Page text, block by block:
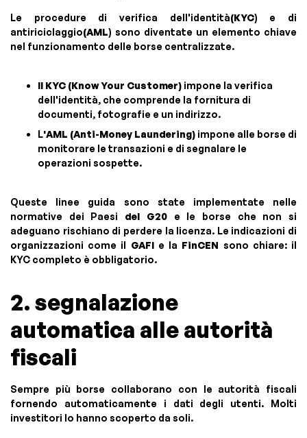
Le procedure di verifica dell'identità(KYC) e di
antiriciclaggio(AML) sono diventate un elemento chiave
nel funzionamento delle borse centralizzate.
Il KYC (Know Your Customer) impone la verifica
dell'identità, che comprende la fornitura di
documenti, fotografie e un indirizzo.
L'AML (Anti-Money Laundering) impone alle borse di
monitorare le transazioni e di segnalare le
operazioni sospette.
Queste linee guida sono state implementate nelle
normative dei Paesi del G20e le borse che non si
adeguano rischiano di perdere la licenza. Le indicazioni di
organizzazioni come il GAFIe la FinCEN sono chiare: il
KYC completo è obbligatorio.
2. segnalazione
automatica alle autorità
fiscali
Sempre più borse collaborano con le autorità fiscali
fornendo automaticamente i dati degli utenti. Molti
investitori lo hanno scoperto da soli.